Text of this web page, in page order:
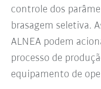
controle dos
brasagem seletiva.
ALNEA podem
processo de
equipamento de